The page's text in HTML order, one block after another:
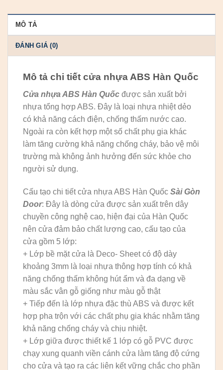
MÔ TẢ
ĐÁNH GIÁ (0)
Mô tả chi tiết cửa nhựa ABS Hàn Quốc
Cửa nhựa ABS Hàn Quốc được sản xuất bởi
nhựa tổng hợp ABS. Đây là loại nhựa nhiệt dẻo
có khả năng cách điện, chống thấm nước cao.
Ngoài ra còn kết hợp một số chất phụ gia khác
làm tăng cường khả năng chống cháy, bảo vệ môi
trường mà không ảnh hưởng đến sức khỏe cho
người sử dụng.
Cấu tạo chi tiết cửa nhựa ABS Hàn Quốc Sài Gòn
Door: Đây là dòng cửa được sản xuất trên dây
chuyền công nghệ cao, hiện đại của Hàn Quốc
nên cửa đảm bảo chất lượng cao, cấu tạo của
cửa gồm 5 lớp:
+ Lớp bề mặt cửa là Deco- Sheet có độ dày
khoảng 3mm là loại nhựa thông hợp tính có khả
năng chống thấm không hút ẩm và đa dạng về
màu sắc vân gỗ giống như màu gỗ thật
+ Tiếp đến là lớp nhựa đặc thù ABS và được kết
hợp pha trộn với các chất phụ gia khác nhằm tăng
khả năng chống cháy và chịu nhiệt.
+ Lớp giữa được thiết kế 1 lớp có gỗ PVC được
chạy xung quanh viền cánh cửa làm tăng độ cứng
cho cửa và tạo ra các liên kết vững chắc cho phần